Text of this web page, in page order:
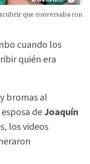
que conversaba con
cuando los
quién era
bromas al
deJoaquín
los videos